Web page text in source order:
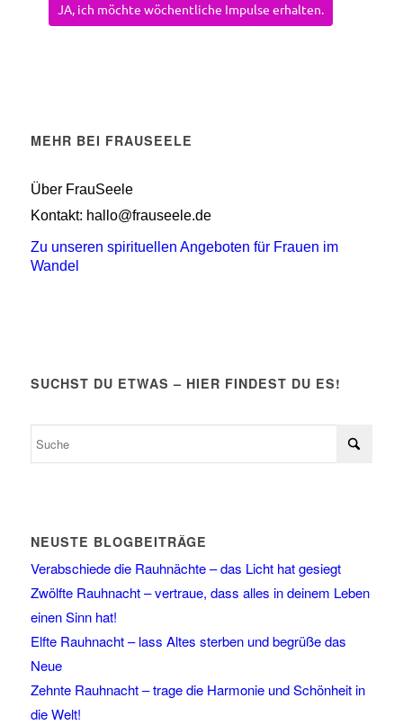
JA, ich möchte wöchentliche Impulse erhalten.
MEHR BEI FRAUSEELE
Über FrauSeele
Kontakt: hallo@frauseele.de
Zu unseren spirituellen Angeboten für Frauen im
Wandel
SUCHST DU ETWAS – HIER FINDEST DU ES!
NEUSTE BLOGBEITRÄGE
Verabschiede die Rauhnächte – das Licht hat gesiegt
Zwölfte Rauhnacht – vertraue, dass alles in deinem Leben
einen Sinn hat!
Elfte Rauhnacht – lass Altes sterben und begrüße das
Neue
Zehnte Rauhnacht – trage die Harmonie und Schönheit in
die Welt!